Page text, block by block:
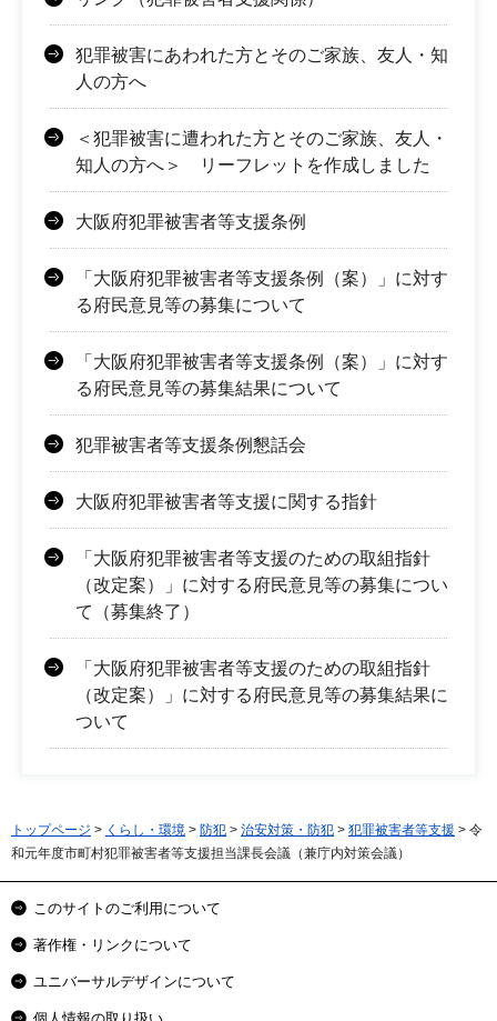
犯罪被害にあわれた方とそのご家族、友人・知
人の方へ
＜犯罪被害に遭われた方とそのご家族、友人・
知人の方へ＞ リーフレットを作成しました
大阪府犯罪被害者等支援条例
「大阪府犯罪被害者等支援条例（案）」に対す
る府民意見等の募集について
「大阪府犯罪被害者等支援条例（案）」に対す
る府民意見等の募集結果について
犯罪被害者等支援条例懇話会
大阪府犯罪被害者等支援に関する指針
「大阪府犯罪被害者等支援のための取組指針
（改定案）」に対する府民意見等の募集につい
て（募集終了）
「大阪府犯罪被害者等支援のための取組指針
（改定案）」に対する府民意見等の募集結果に
ついて
トップページ > くらし・環境 > 防犯 > 治安対策・防犯 > 犯罪被害者等支援 > 令
和元年度市町村犯罪被害者等支援担当課長会議（兼庁内対策会議）
このサイトのご利用について
著作権・リンクについて
ユニバーサルデザインについて